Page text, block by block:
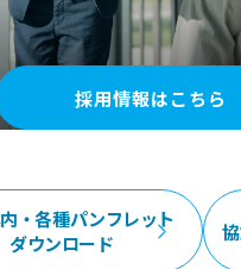
採用情報はこちら
・各種パンフレット
ダウンロード